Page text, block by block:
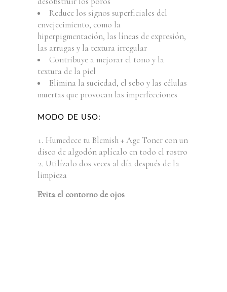
Reduce los signos superficiales del
envejecimiento, como la
hiperpigmentación, las líneas de expresión,
las arrugas y la textura irregular
Contribuye a mejorar el tono y la
textura de la piel
Elimina la suciedad, el sebo y las células
muertas que provocan las imperfecciones
MODO DE USO:
Humedece tu Blemish + Age Toner con un
disco de algodón aplícalo en todo el rostro
Utilízalo dos veces al día después de la
limpieza
Evita el contorno de ojos